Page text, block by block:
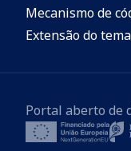
Mecanismo de
Extensão do
Portal aberto de